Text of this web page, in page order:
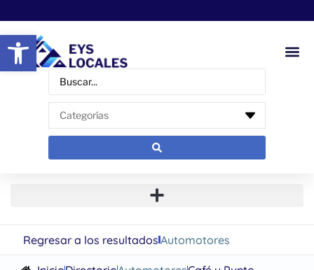
Abrir barra de herramientas
Regresar a los resultadosAutomotores